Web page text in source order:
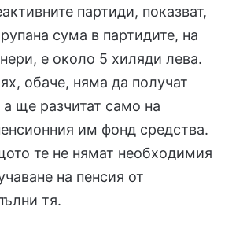
партиди, показват,
сума в партидите, на
е около 5 хиляди лева.
обаче, няма да получат
ще разчитат само на
им фонд средства.
те не нямат необходимия
на пенсия от
тя.